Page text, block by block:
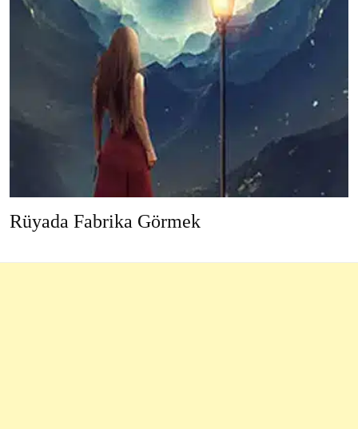
Rüyada Fabrika Görmek